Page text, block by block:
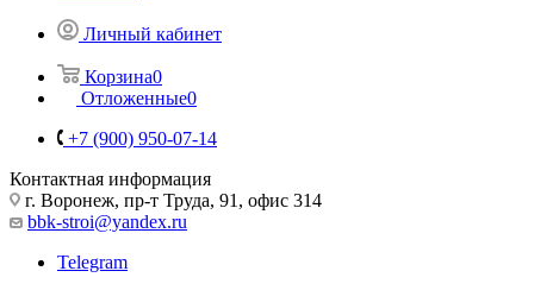
Личный кабинет
Корзина0
Отложенные0
+7 (900) 950-07-14
Контактная информация
г. Воронеж, пр-т Труда, 91, офис 314
bbk-stroi@yandex.ru
Telegram